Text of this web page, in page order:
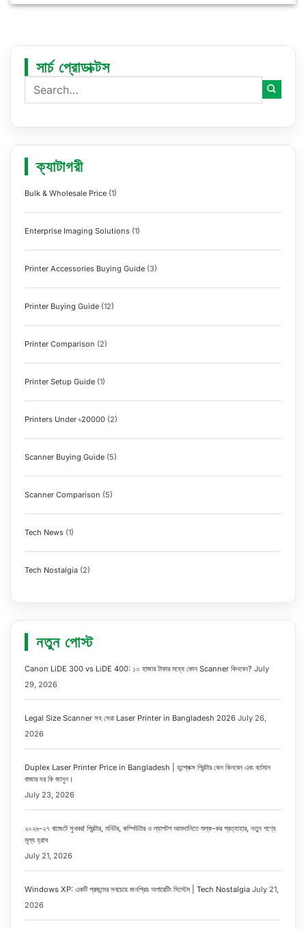
সার্চ প্রোডাক্টস
ক্যাটাগরী
Bulk & Wholesale Price (1)
Enterprise Imaging Solutions (1)
Printer Accessories Buying Guide (3)
Printer Buying Guide (12)
Printer Comparison (2)
Printer Setup Guide (1)
Printers Under ৳20000 (2)
Scanner Buying Guide (5)
Scanner Comparison (5)
Tech News (1)
Tech Nostalgia (2)
নতুন পোস্ট
Canon LiDE 300 vs LiDE 400: ১০ হাজার টাকার মধ্যে কোন Scanner কিনবেন? July
29, 2026
Legal Size Scanner সহ সেরা Laser Printer in Bangladesh 2026 July 26,
2026
Duplex Laser Printer Price in Bangladesh | ডুপ্লেক্স প্রিন্টার কেন কিনবেন এবং বর্তমান
বাজার দর কি জানুন।
July 23, 2026
২০২৬-২৭ বাজেটে সুখবর! প্রিন্টার, মনিটর, কম্পিউটার ও ল্যাপটপ আমদানিতে শুল্ক-কর প্রত্যাহার, নতুন পণ্যে
মূল্য হ্রাস
July 21, 2026
Windows XP: একটি প্রজন্মের সবচেয়ে জনপ্রিয় অপারেটিং সিস্টেম | Tech Nostalgia July 21,
2026